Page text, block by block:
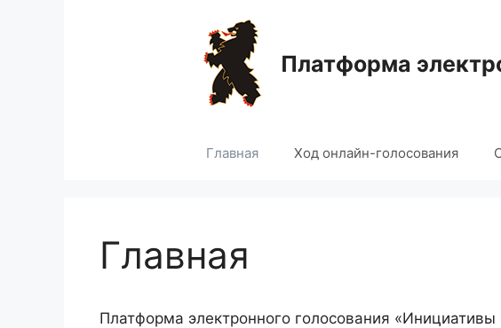
Платформа
Главная Ход онлайн-голосования
Главная
Платформа электронного голосования